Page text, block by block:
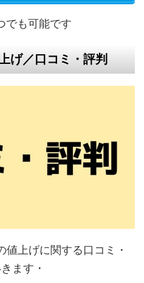
でも可能です
げ／口コミ・評判
値上げに関する口コミ・
ます・